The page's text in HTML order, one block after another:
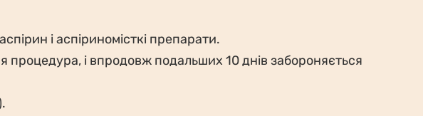
і аспіриномісткі препарати.
процедура, і впродовж подальших 10 днів забороняється